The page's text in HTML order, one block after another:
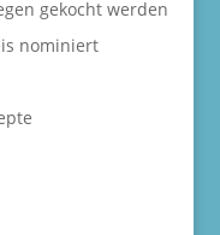
gekocht werden
nominiert